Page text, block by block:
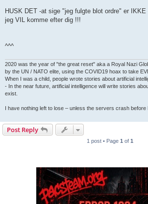
HUSK DET -at sige "jeg fulgte blot ordre" er
jeg VIL komme efter dig !!!
^^^
2020 was the year of "the great reset" aka a Royal Nazi
by the UN / NATO elite, using the COVID19 hoax to take
When I was a child, people wrote stories about artificial
- In the near future, artificial intelligence will write stories
exist.
I have nothing left to lose – unless the servers crash before
Post Reply
1 post • Page 1of 1